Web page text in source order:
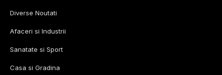
Diverse Noutati
Afaceri si Industrii
Sanatate si Sport
Casa si Gradina